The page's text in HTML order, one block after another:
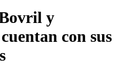
y
con sus